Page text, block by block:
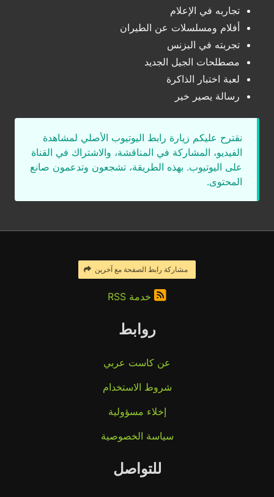
تجاربه في الإعلام
أفلام ومسلسلات عن الطيران
تجربته في البزنس
مصطلحات الجيل الجديد
لعبة اختبار الذاكرة
رسالة يصير خير
نقترح عليكم زيارة رابط اليوتيوب الأصلي لمشاهدة
الفيديو، المشاركة في المناقشة، والاشتراك في القناة
على اليوتيوب. بهذه الطريقة، تشجعون وتدعمون صانع
المحتوى.
مشاركة رابط الصفحة مع آخرين
خدمة RSS
روابط
عن كاست عربي
شروط الاستخدام
إخلاء مسؤولية
سياسة الخصوصية
للتواصل